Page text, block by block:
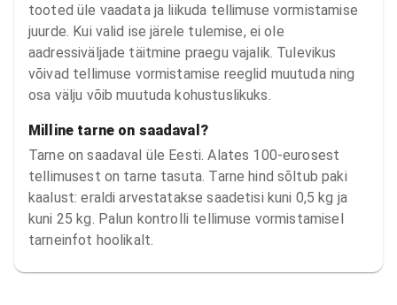
tooted üle vaadata ja liikuda tellimuse vormistamise
juurde. Kui valid ise järele tulemise, ei ole
aadressiväljade täitmine praegu vajalik. Tulevikus
võivad tellimuse vormistamise reeglid muutuda ning
osa välju võib muutuda kohustuslikuks.
Milline tarne on saadaval?
Tarne on saadaval üle Eesti. Alates 100-eurosest
tellimusest on tarne tasuta. Tarne hind sõltub paki
kaalust: eraldi arvestatakse saadetisi kuni 0,5 kg ja
kuni 25 kg. Palun kontrolli tellimuse vormistamisel
tarneinfot hoolikalt.